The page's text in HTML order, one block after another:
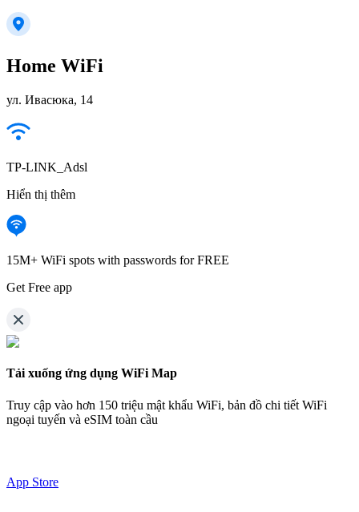
Home WiFi
ул. Ивасюка, 14
TP-LINK_Adsl
Hiển thị thêm
15M+ WiFi spots with passwords for FREE
Get Free app
Tải xuống ứng dụng WiFi Map
Truy cập vào hơn 150 triệu mật khẩu WiFi, bản đồ chi tiết WiFi
ngoại tuyến và eSIM toàn cầu
App Store